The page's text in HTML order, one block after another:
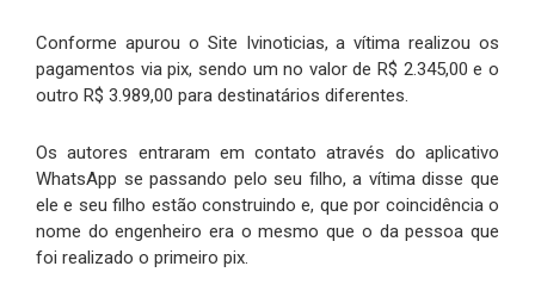
Conforme apurou o Site Ivinoticias, a vítima realizou os
pagamentos via pix, sendo um no valor de R$ 2.345,00 e o
outro R$ 3.989,00 para destinatários diferentes.
Os autores entraram em contato através do aplicativo
WhatsApp se passando pelo seu filho, a vítima disse que
ele e seu filho estão construindo e, que por coincidência o
nome do engenheiro era o mesmo que o da pessoa que
foi realizado o primeiro pix.